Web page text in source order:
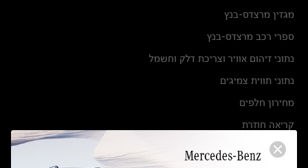
מגזין מרצדס-בנץ
ספרי רכב מרצדס-בנץ
נתוני זיהום אוויר וצריכת דלק וחשמל
נתוני תווית צמיגים
מחירון חלפים
קריאה חוזרת
הודעה על הטבות לרכבי מרצדס בהסדר פשרה בתצ 56447-02-19